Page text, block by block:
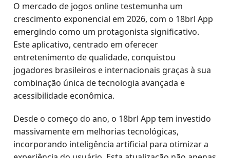
O mercado de jogos online testemunha um
crescimento exponencial em 2026, com o 18brl App
emergindo como um protagonista significativo.
Este aplicativo, centrado em oferecer
entretenimento de qualidade, conquistou
jogadores brasileiros e internacionais graças à sua
combinação única de tecnologia avançada e
acessibilidade econômica.
Desde o começo do ano, o 18brl App tem investido
massivamente em melhorias tecnológicas,
incorporando inteligência artificial para otimizar a